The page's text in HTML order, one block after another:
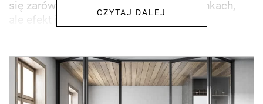
się zarówno na elewacjach, jak i w łazienkach,
ale efekt jej ułożenia...
CZYTAJ DALEJ